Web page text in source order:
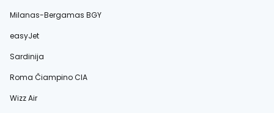
Milanas-Bergamas BGY
easyJet
Sardinija
Roma Čiampino CIA
Wizz Air